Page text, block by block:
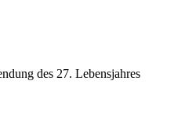
des 27. Lebensjahres